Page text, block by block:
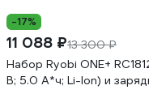
-17%
11 088 ₽13 300 ₽
Набор Ryobi ONE+
В; 5.0 А*ч; Li-Ion) и